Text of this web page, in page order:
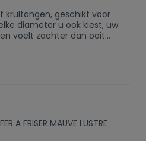
krultangen, geschikt voor
diameter u ook kiest, uw
voelt zachter dan ooit
is, kunt u de temperatuur
haartype. Het geïsoleerde
die bij uw haar past!
A FRISER MAUVE LUSTRE